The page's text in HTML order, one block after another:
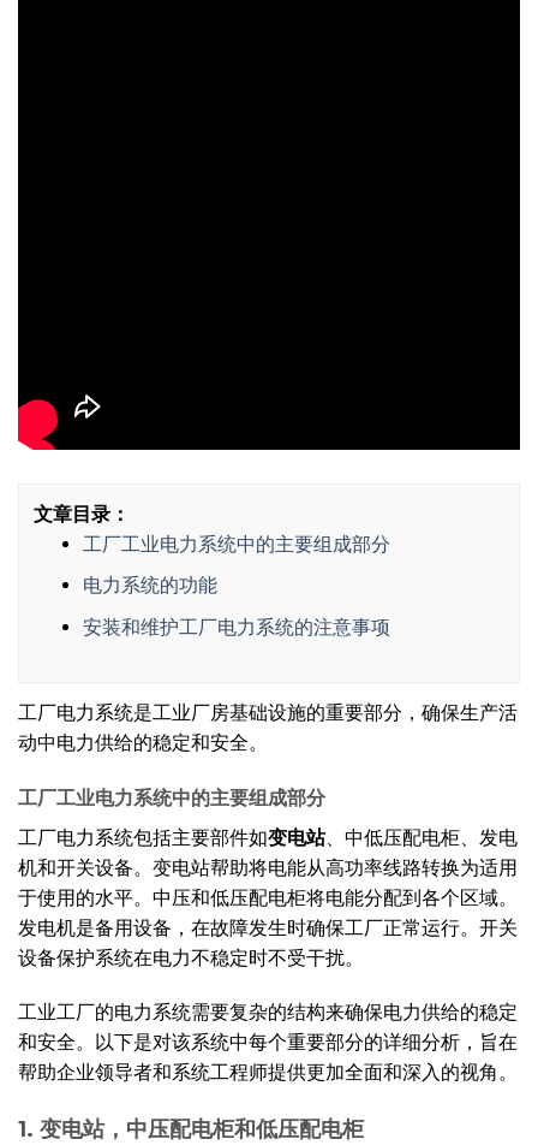
文章目录：
工厂工业电力系统中的主要组成部分
电力系统的功能
安装和维护工厂电力系统的注意事项
工厂电力系统是工业厂房基础设施的重要部分，确保生产活
动中电力供给的稳定和安全。
工厂工业电力系统中的主要组成部分
工厂电力系统包括主要部件如变电站、中低压配电柜、发电
机和开关设备。变电站帮助将电能从高功率线路转换为适用
于使用的水平。中压和低压配电柜将电能分配到各个区域。
发电机是备用设备，在故障发生时确保工厂正常运行。开关
设备保护系统在电力不稳定时不受干扰。
工业工厂的电力系统需要复杂的结构来确保电力供给的稳定
和安全。以下是对该系统中每个重要部分的详细分析，旨在
帮助企业领导者和系统工程师提供更加全面和深入的视角。
1. 变电站，中压配电柜和低压配电柜